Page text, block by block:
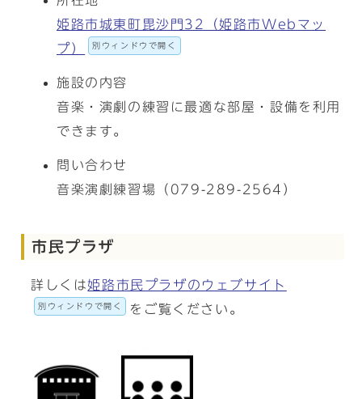
姫路市城東町毘沙門32（姫路市Webマッ
プ）
別ウィンドウで開く
施設の内容
音楽・演劇の練習に最適な部屋・設備を利用
できます。
問い合わせ
音楽演劇練習場（079-289-2564）
市民プラザ
詳しくは姫路市民プラザのウェブサイト
別ウィンドウで開く をご覧ください。